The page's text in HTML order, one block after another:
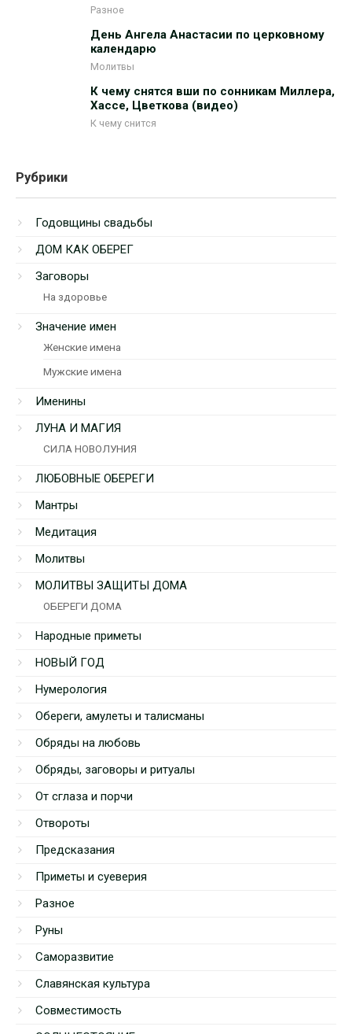
Разное
День Ангела Анастасии по церковному
календарю
Молитвы
К чему снятся вши по сонникам Миллера,
Хассе, Цветкова (видео)
К чему снится
Рубрики
Годовщины свадьбы
ДОМ КАК ОБЕРЕГ
Заговоры
На здоровье
Значение имен
Женские имена
Мужские имена
Именины
ЛУНА И МАГИЯ
СИЛА НОВОЛУНИЯ
ЛЮБОВНЫЕ ОБЕРЕГИ
Мантры
Медитация
Молитвы
МОЛИТВЫ ЗАЩИТЫ ДОМА
ОБЕРЕГИ ДОМА
Народные приметы
НОВЫЙ ГОД
Нумерология
Обереги, амулеты и талисманы
Обряды на любовь
Обряды, заговоры и ритуалы
От сглаза и порчи
Отвороты
Предсказания
Приметы и суеверия
Разное
Руны
Саморазвитие
Славянская культура
Совместимость